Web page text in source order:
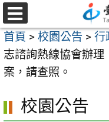
跳
至
主
要
內
區
選
單
首頁 > 校園公告 > 行
志諮詢熱線協會辦
案，請查照。
校園公告